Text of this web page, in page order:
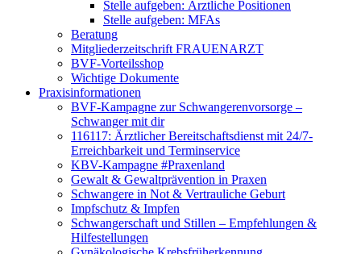
Stelle aufgeben: Ärztliche Positionen
Stelle aufgeben: MFAs
Beratung
Mitgliederzeitschrift FRAUENARZT
BVF-Vorteilsshop
Wichtige Dokumente
Praxisinformationen
BVF-Kampagne zur Schwangerenvorsorge –
Schwanger mit dir
116117: Ärztlicher Bereitschaftsdienst mit 24/7-
Erreichbarkeit und Terminservice
KBV-Kampagne #Praxenland
Gewalt & Gewaltprävention in Praxen
Schwangere in Not & Vertrauliche Geburt
Impfschutz & Impfen
Schwangerschaft und Stillen – Empfehlungen &
Hilfestellungen